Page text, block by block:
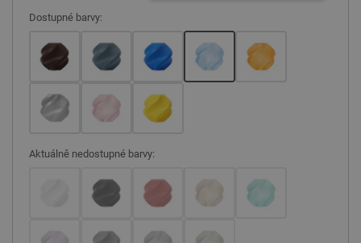
Dostupné barvy:
Aktuálně nedostupné barvy: